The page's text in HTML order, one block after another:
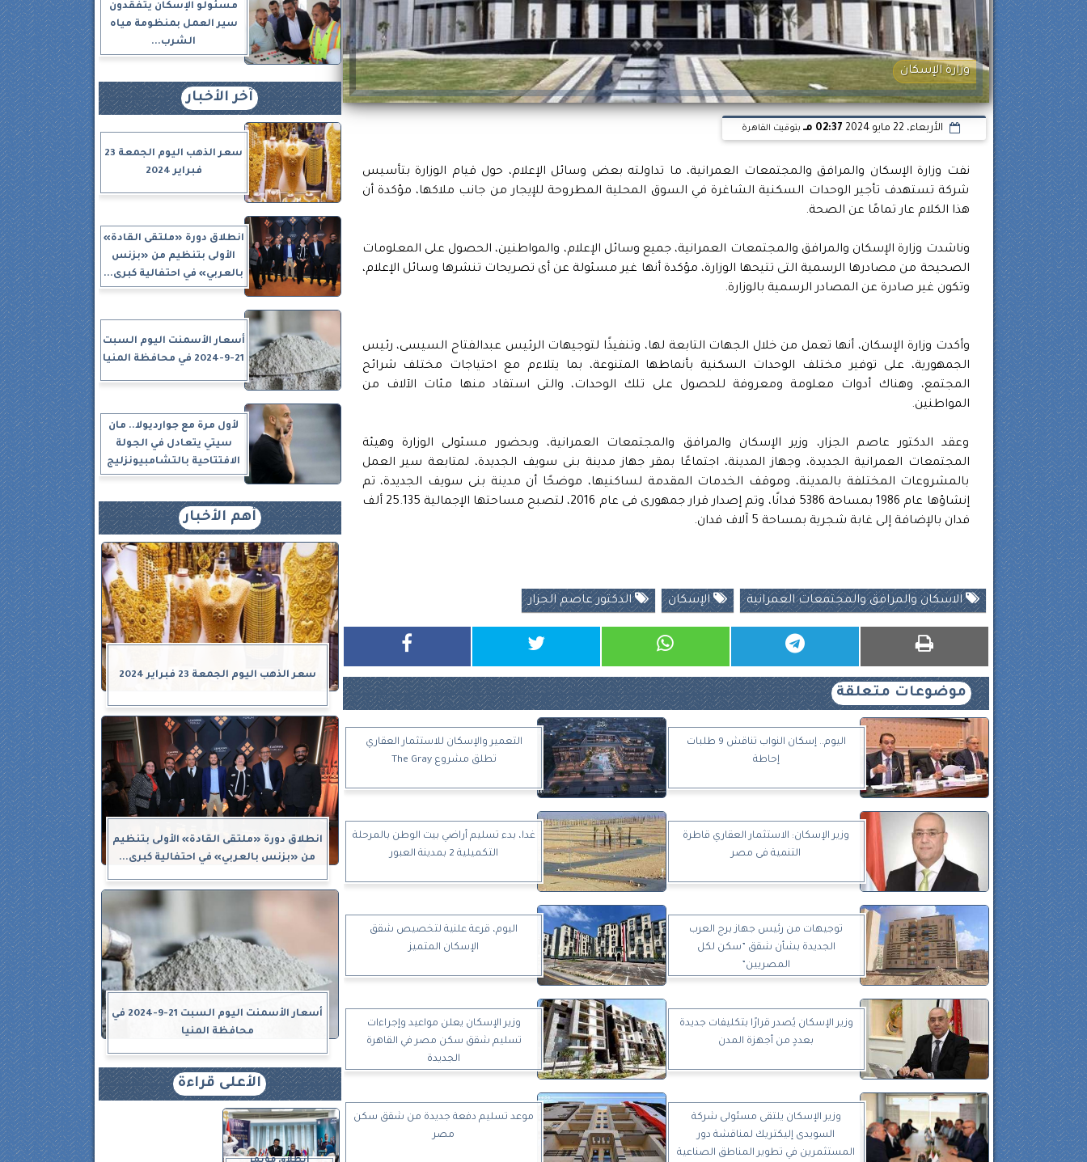
وزارة الإسكان
الأربعاء، 22 مايو 2024 02:37 مـ بتوقيت القاهرة
نفت وزارة الإسكان والمرافق والمجتمعات العمرانية، ما تداولته بعض وسائل الإعلام، حول قيام الوزارة بتأسيس
شركة تستهدف تأجير الوحدات السكنية الشاغرة في السوق المحلية المطروحة للإيجار من جانب ملاكها، مؤكدة أن
هذا الكلام عار تمامًا عن الصحة.
وناشدت وزارة الإسكان والمرافق والمجتمعات العمرانية، جميع وسائل الإعلام، والمواطنين، الحصول على المعلومات
الصحيحة من مصادرها الرسمية التى تتيحها الوزارة، مؤكدة أنها غير مسئولة عن أى تصريحات تنشرها وسائل الإعلام،
وتكون غير صادرة عن المصادر الرسمية بالوزارة.
وأكدت وزارة الإسكان، أنها تعمل من خلال الجهات التابعة لها، وتنفيذًا لتوجيهات الرئيس عبدالفتاح السيسى، رئيس
الجمهورية، على توفير مختلف الوحدات السكنية بأنماطها المتنوعة، بما يتلاءم مع احتياجات مختلف شرائح
المجتمع، وهناك أدوات معلومة ومعروفة للحصول على تلك الوحدات، والتى استفاد منها مئات الآلاف من
المواطنين.
وعقد الدكتور عاصم الجزار، وزير الإسكان والمرافق والمجتمعات العمرانية، وبحضور مسئولى الوزارة وهيئة
المجتمعات العمرانية الجديدة، وجهاز المدينة، اجتماعًا بمقر جهاز مدينة بنى سويف الجديدة، لمتابعة سير العمل
بالمشروعات المختلفة بالمدينة، وموقف الخدمات المقدمة لساكنيها، موضحًا أن مدينة بنى سويف الجديدة، تم
إنشاؤها عام 1986 بمساحة 5386 فدانًا، وتم إصدار قرار جمهورى فى عام 2016، لتصبح مساحتها الإجمالية 25.135 ألف
فدان بالإضافة إلى غابة شجرية بمساحة 5 آلاف فدان.
الاسكان والمرافق والمجتمعات العمرانية الإسكان الدكتور عاصم الجزار
موضوعات متعلقة
اليوم.. إسكان النواب تناقش 9 طلبات
إحاطة
التعمير والإسكان للاستثمار العقاري
تطلق مشروع The Gray
وزير الإسكان: الاستثمار العقاري قاطرة
التنمية فى مصر
غدا، بدء تسليم أراضي بيت الوطن بالمرحلة
التكميلية 2 بمدينة العبور
توجيهات من رئيس جهاز برج العرب
الجديدة بشأن شقق ”سكن لكل
المصريين”
اليوم، قرعة علنية لتخصيص شقق
الإسكان المتميز
وزير الإسكان يُصدر قرارًا بتكليفات جديدة
بعددٍ من أجهزة المدن
وزير الإسكان يعلن مواعيد وإجراءات
تسليم شقق سكن مصر في القاهرة
الجديدة
وزير الإسكان يلتقى مسئولى شركة
السويدى إليكتريك لمناقشة دور
المستثمرين في تطوير المناطق الصناعية
موعد تسليم دفعة جديدة من شقق سكن
مصر
مسئولو الإسكان يتفقدون
سير العمل بمنظومة مياه
الشرب...
آخر الأخبار
سعر الذهب اليوم الجمعة 23
فبراير 2024
انطلاق دورة «ملتقى القادة»
الأولى بتنظيم من «بزنس
بالعربي» في احتفالية كبرى...
أسعار الأسمنت اليوم السبت
21-9-2024 في محافظة المنيا
لأول مرة مع جوارديولا.. مان
سيتي يتعادل في الجولة
الافتتاحية بالتشامبيونزليج
أهم الأخبار
سعر الذهب اليوم الجمعة 23 فبراير 2024
انطلاق دورة «ملتقى القادة» الأولى بتنظيم
من «بزنس بالعربي» في احتفالية كبرى...
أسعار الأسمنت اليوم السبت 21-9-2024 في
محافظة المنيا
الأعلى قراءة
انطلاق مؤتمر